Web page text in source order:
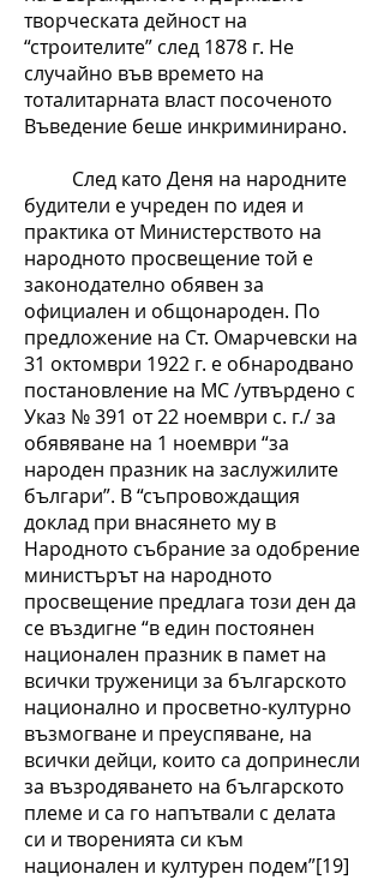
творческата дейност на
“строителите” след 1878 г. Не
случайно във времето на
тоталитарната власт посоченото
Въведение беше инкриминирано.
След като Деня на народните
будители е учреден по идея и
практика от Министерството на
народното просвещение той е
законодателно обявен за
официален и общонароден. По
предложение на Ст. Омарчевски на
31 октомври 1922 г. е обнародвано
постановление на МС /утвърдено с
Указ № 391 от 22 ноември с. г./ за
обявяване на 1 ноември “за
народен празник на заслужилите
българи”. В “съпровождащия
доклад при внасянето му в
Народното събрание за одобрение
министърът на народното
просвещение предлага този ден да
се въздигне “в един постоянен
национален празник в памет на
всички труженици за българското
национално и просветно-културно
възмогване и преуспяване, на
всички дейци, които са допринесли
за възродяването на българското
племе и са го напътвали с делата
си и творенията си към
национален и културен подем”[19]